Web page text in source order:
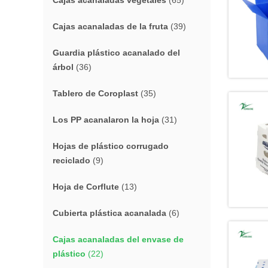
Cajas acanaladas de la fruta (39)
Guardia plástico acanalado del
árbol (36)
Tablero de Coroplast (35)
Los PP acanalaron la hoja (31)
Hojas de plástico corrugado
reciclado (9)
Hoja de Corflute (13)
Cubierta plástica acanalada (6)
Cajas acanaladas del envase de
plástico (22)